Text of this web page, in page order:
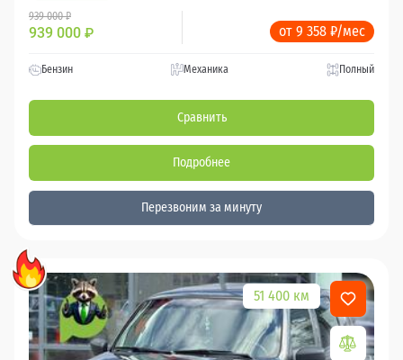
939 000 ₽
939 000 ₽ от 9 358 ₽/мес
Бензин Механика Полный
Сравнить
Подробнее
Перезвоним за минуту
51 400 км